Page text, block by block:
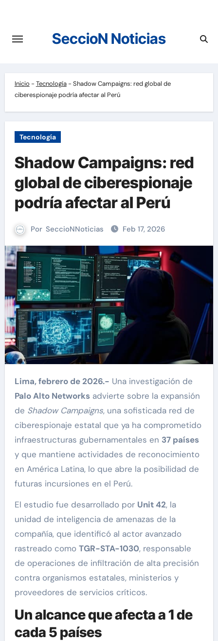
contenido
SeccioN Noticias
Inicio - Tecnología- Shadow Campaigns: red global de
ciberespionaje podría afectar al Perú
Tecnología
Shadow Campaigns: red
global de ciberespionaje
podría afectar al Perú
Por SeccioNNoticias Feb 17, 2026
Lima, febrero de 2026.- Una investigación de
Palo Alto Networksadvierte sobre la expansión
de Shadow Campaigns, una sofisticada red de
ciberespionaje estatal que ya ha comprometido
infraestructuras gubernamentales en 37 países
y que mantiene actividades de reconocimiento
en América Latina, lo que abre la posibilidad de
futuras incursiones en el Perú.
El estudio fue desarrollado por Unit 42, la
unidad de inteligencia de amenazas de la
compañía, que identificó al actor avanzado
rastreado como TGR-STA-1030, responsable
de operaciones de infiltración de alta precisión
contra organismos estatales, ministerios y
proveedores de servicios críticos.
Un alcance que afecta a 1 de
cada 5 países